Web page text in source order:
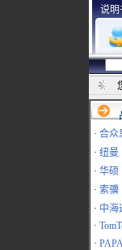
说明
· 合众
· 纽曼
· 华硕
· 索骥
· 中海
·
·